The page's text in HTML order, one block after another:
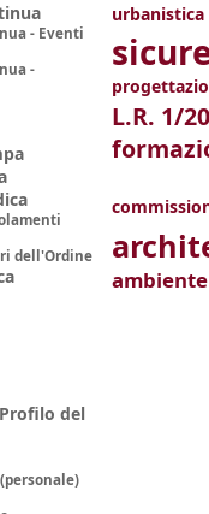
- Eventi
-
dell'Ordine
del
urbanistica
L.R. 1/
ambiente